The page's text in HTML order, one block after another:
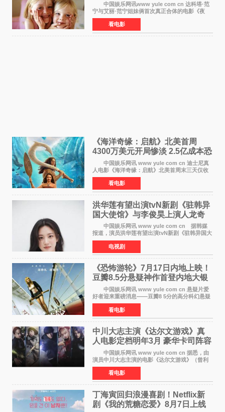
中国娱乐网讯www yule com cn 达科塔·范
宁与艾丽·范宁姐妹俩首次真正合体的电影《夜
莺》再度改档，从原定的2027年2月12日推迟至
同年3月19日北美上映，片方希望借此利用春假档
期争取更多年轻
看电影
《海洋奇缘：启航》北美首周
4300万美元开局惨淡 2.5亿成本恐
巨亏1亿
中国娱乐网讯 www yule com cn 迪士尼真
人电影《海洋奇缘：启航》北美首周末三天仅收
4300万美元（开画3827馆），中国内地首周票房
仅840万元人民币，全球开画票房约9500万美
元，远低于业内
看电影
洪华莲有望出演tvN新剧《驻韩异
国大使馆》与李俊昊上演人龙奇
幻罗曼史
中国娱乐网讯 www yule com cn 据韩媒
报道，演员洪华莲有望出演tvN新剧《驻韩异国大
使馆》女主角，与李俊昊合作，引发观众期
待。 该剧讲述了一位因管理驻韩异国大使馆
（负责管理居住在大
电视剧
《恐怖游轮》7月17日内地上映！
豆瓣8.5分悬疑神作首登内地大银
中国娱乐网讯 www yule com cn 悬疑片爱
好者迎来重磅消息——豆瓣8 5分的高分科幻悬疑
电影《恐怖游轮》正式宣布定档7月17日在内地上
映。这部由英国导演克里斯托弗·史密斯执导、惊
悚片女王梅
看电影
中川大志主演《达尔文游戏》真
人电影定档明年3月 豪华卡司阵容
公开
中国娱乐网讯 www yule com cn 据悉，由
演员中川大志主演的电影《达尔文游戏》（曾利
文彦执导）将于明年3月12日上映，该消息于7月9
日公布。 本片为累计发行量突破1000万册的
同名漫画的真
看电影
丁海寅回归浪漫喜剧！Netflix新
剧《我的荒糖恋爱》8月7日上线